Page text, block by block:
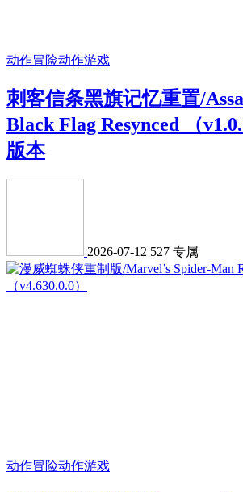
动作冒险动作游戏
刺客信条黑旗记忆重置/
Black Flag Resynced （
版本
2026-07-12 527 专属
动作冒险动作游戏